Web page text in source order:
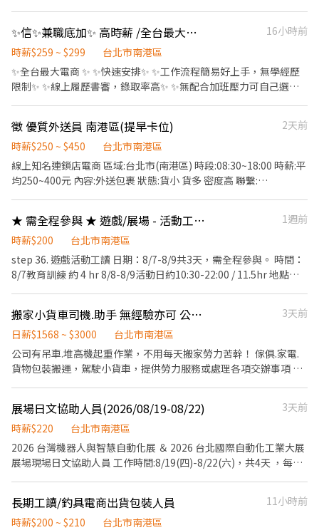
✨信✨兼職底加✨ 高時薪 /全台最大電商/專人教導/個人工作不怕看臉色
16小時前
時薪$259 ~ $299
台北市南港區
✨全台最大電商 ✨ ✨快速安排✨ ✨工作流程簡易好上手，無學經歷
限制✨ ✨線上履歷書審，錄取率高✨ ✨無配合加班壓力可自己選擇✨
理包裹櫃位上下架 搬運✨點貨✨理貨✨整理 店面清潔維護 07:00-
13:30(彈性到班5小時) 時薪 259 17:30-22:30(彈性到班5小時) 時薪
279 夜班 23:30-03:30 時薪299 假日早 07:00-12:00 時薪 259 假日晚
17:30-23:30 時薪 279 需支援鄰近店面跑點，跑點距離<10Km "台
忠孝 - 智取店 忠孝東路五段 信義象山 - 智取店 信義路六段 信義吳興
二 - 智取店 吳興街 HD智取店 免跑點 早班 : 09:00-13:00 時薪 251 午
取店 永吉路357號1樓 ----------------------------------------------
---------------- 有人店 工作內容 處理包裹送收件 搬運✨點貨✨理貨
✨上下架 門市接待✨收銀 店面清潔維護 早班 11:00-17:30 時薪241
晚班 16:15-22:45 時薪241 午班 15:00-19:00 時薪241 假日 11:00-
------------------------------------------------------- 勞保 健保 團
保 勞退6% ✨ 溫馨大家庭 歡迎你的加入✨ 快速處理 ✨ 🆔 93_chi501
電話：0983-332-312 小檸 電話可直接搜尋加好友 留下姓名電話 截
圖詢問我唷✨
徵 優質外送員 南港區(提早卡位)
2天前
時薪$250 ~ $450
台北市南港區
線上知名連鎖店電商 區域:台北市(南港區) 時段:08:30~18:00 時薪:平
均250~400元 內容:外送包裹 狀態:貨小 貨多 密度高 聯繫:
★ 需全程參與 ★ 遊戲/展場 - 活動工讀 ★
1週前
時薪$200
台北市南港區
step 36. 遊戲活動工讀 日期：8/7-8/9共3天，需全程參與。 時間：
8/7教育訓練 約 4 hr 8/8-8/9活動日約10:30-22:00 / 11.5hr 地點：
元 服裝：黑色上衣(無大LOGO)+深色長褲(不破)+包鞋 備註：
-8/21(五)前匯款，非中國信託者將扣15元手續費 -休息時間將依照
活動現場安排為主 -報名不表示錄取，錄取者會主動聯繫 -超過8小
時依勞基法規定加班加成
搬家小貨車司機.助手 無經驗亦可 公司附有宿舍
3天前
日薪$1568 ~ $3000
台北市南港區
公司有吊車.堆高機起重作業，不用每天搬家勞力苦幹！ 傢俱.家電.
貨物包裝搬運，駕駛小貨車，提供勞力服務或處理各項交辦事項 有
展場日文協助人員(2026/08/19-08/22)
3天前
時薪$220
台北市南港區
2026 台灣機器人與智慧自動化展 ＆ 2026 台北國際自動化工業大展
展場現場日文協助人員 工作時間:8/19(四)-8/22(六)，共4天 ，每日
長期工讀/釣具電商出貨包裝人員
11小時前
時薪$200 ~ $210
台北市南港區